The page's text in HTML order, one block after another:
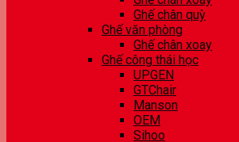
Ghế chân quỳ
Ghế văn phòng
Ghế chân xoay
Ghế công thái học
UPGEN
GTChair
Manson
OEM
Sihoo